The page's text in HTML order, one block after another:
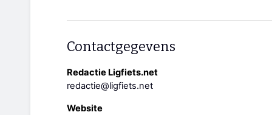
Contactgegevens
Redactie Ligfiets.net
redactie@ligfiets.net
Website